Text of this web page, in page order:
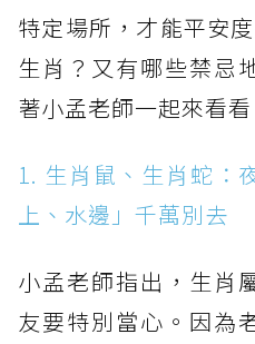
特定場所，才能平安
生肖？又有哪些禁忌
著小孟老師一起來看看
1. 生肖鼠、生肖蛇：
上、水邊」千萬別去
小孟老師指出，生肖
友要特別當心。因為